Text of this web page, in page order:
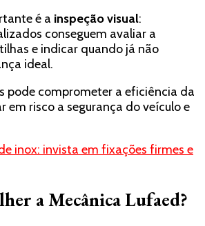
é a inspeção visual:
conseguem avaliar a
e indicar quando já não
ideal.
pode comprometer a eficiência da
em risco a segurança do veículo e
inox: invista em fixações firmes e
a Mecânica Lufaed?